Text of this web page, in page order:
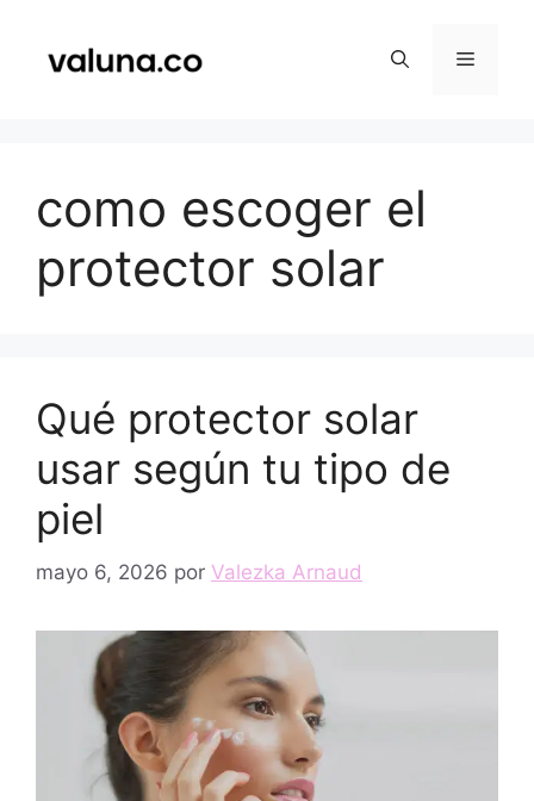
contenido
Menú
como escoger el
protector solar
Qué protector solar
usar según tu tipo de
piel
mayo 6, 2026 por Valezka Arnaud